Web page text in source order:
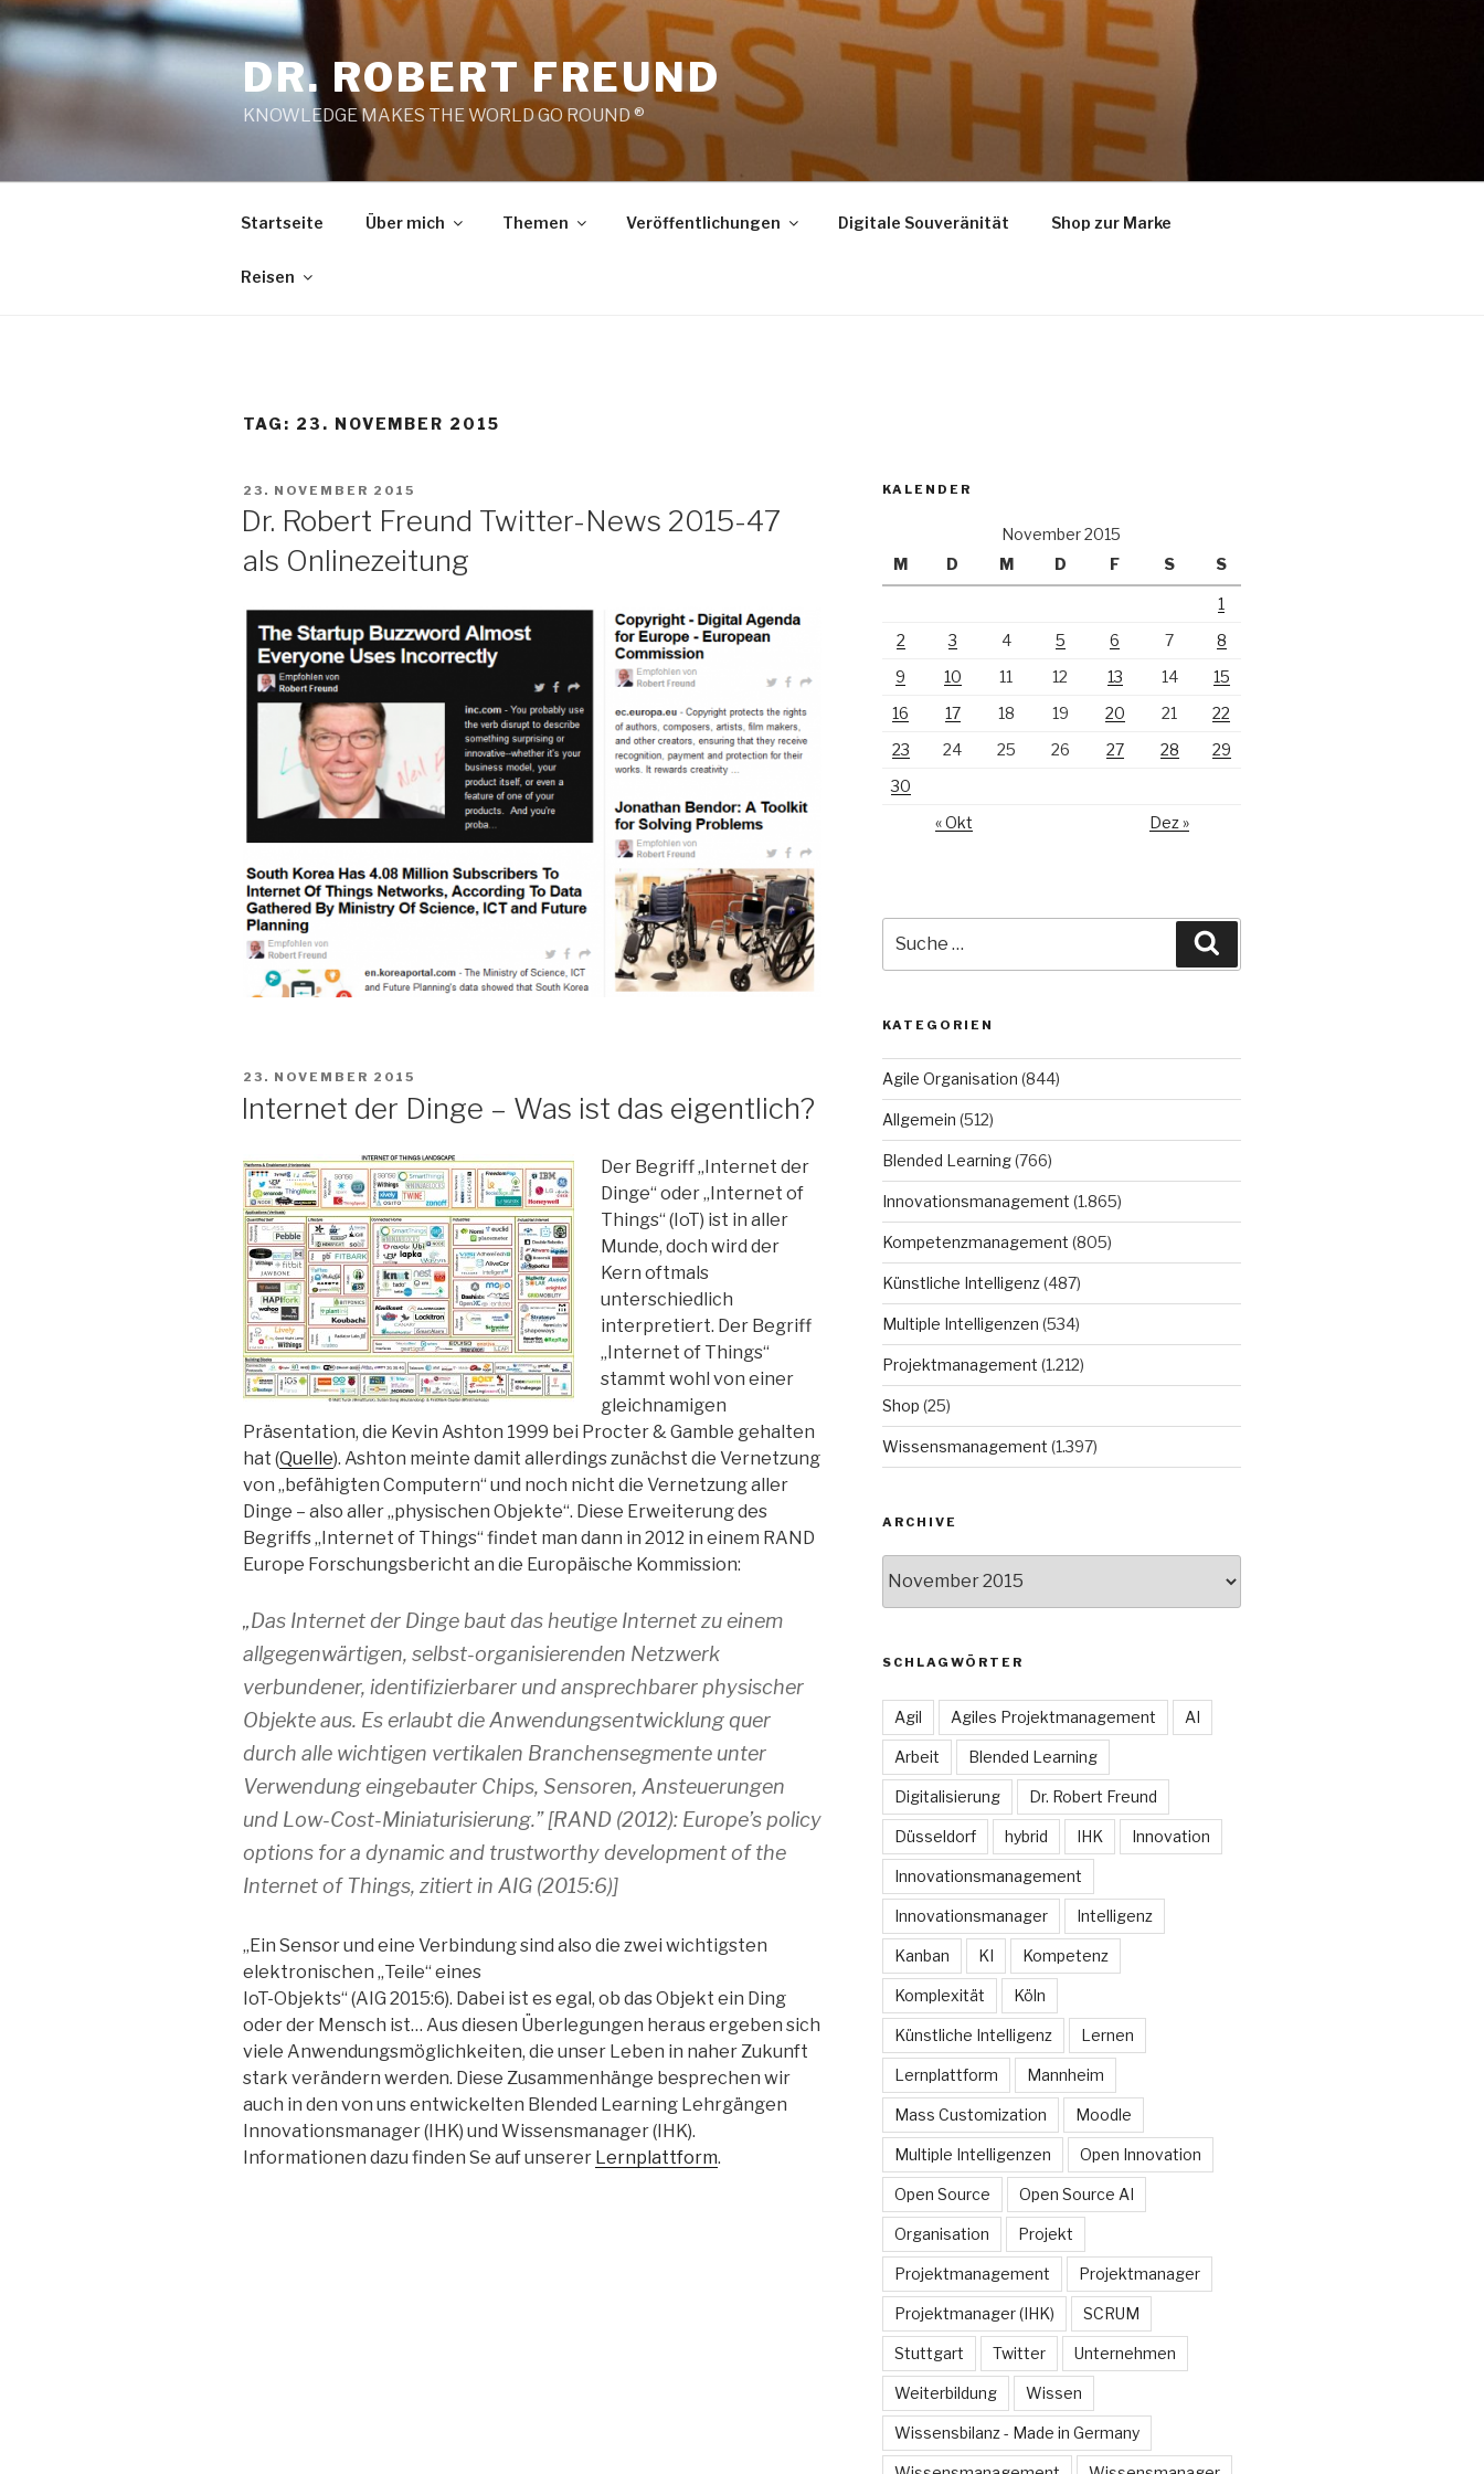
Zum
Inhalt
springen
DR. ROBERT FREUND
KNOWLEDGE MAKES THE WORLD GO ROUND ®
Startseite Über mich Themen Veröffentlichungen Digitale Souveränität Shop zur Marke
Reisen
TAG: 23. NOVEMBER 2015
VERÖFFENTLICHT
23. NOVEMBER 2015
Dr. Robert Freund Twitter-News 2015-47
als Onlinezeitung
VERÖFFENTLICHT
23. NOVEMBER 2015
Internet der Dinge – Was ist das eigentlich?
Der Begriff „Internet der
Dinge“ oder „Internet of
Things“ (IoT) ist in aller
Munde, doch wird der
Kern oftmals
unterschiedlich
interpretiert. Der Begriff
„Internet of Things“
stammt wohl von einer
gleichnamigen
Präsentation, die Kevin Ashton 1999 bei Procter & Gamble gehalten
hat (Quelle). Ashton meinte damit allerdings zunächst die Vernetzung
von „befähigten Computern“ und noch nicht die Vernetzung aller
Dinge – also aller „physischen Objekte“. Diese Erweiterung des
Begriffs „Internet of Things“ findet man dann in 2012 in einem RAND
Europe Forschungsbericht an die Europäische Kommission:
„Das Internet der Dinge baut das heutige Internet zu einem
allgegenwärtigen, selbst-organisierenden Netzwerk
verbundener, identifizierbarer und ansprechbarer physischer
Objekte aus. Es erlaubt die Anwendungsentwicklung quer
durch alle wichtigen vertikalen Branchensegmente unter
Verwendung eingebauter Chips, Sensoren, Ansteuerungen
und Low-Cost-Miniaturisierung.” [RAND (2012): Europe’s policy
options for a dynamic and trustworthy development of the
Internet of Things, zitiert in AIG (2015:6)]
„Ein Sensor und eine Verbindung sind also die zwei wichtigsten
elektronischen „Teile“ eines
IoT-Objekts“ (AIG 2015:6). Dabei ist es egal, ob das Objekt ein Ding
oder der Mensch ist… Aus diesen Überlegungen heraus ergeben sich
viele Anwendungsmöglichkeiten, die unser Leben in naher Zukunft
stark verändern werden. Diese Zusammenhänge besprechen wir
auch in den von uns entwickelten Blended Learning Lehrgängen
Innovationsmanager (IHK) und Wissensmanager (IHK).
Informationen dazu finden Se auf unserer Lernplattform.
KALENDER
November 2015
M
D M D F S S
1
2
3 4 5 6 7
8
9
10 11 12 13 14
15
16
17 18 19 20 21
22
23
24 25 26 27 28
29
30
« Okt
Dez »
nach:
KATEGORIEN
Agile Organisation (844)
Allgemein (512)
Blended Learning(766)
Innovationsmanagement (1.865)
Kompetenzmanagement (805)
Künstliche Intelligenz(487)
Multiple Intelligenzen (534)
Projektmanagement (1.212)
Shop (25)
Wissensmanagement (1.397)
ARCHIVE
SCHLAGWÖRTER
Agil Agiles Projektmanagement AI
Arbeit Blended Learning
Digitalisierung Dr. Robert Freund
Düsseldorf hybrid IHK Innovation
Innovationsmanagement
Innovationsmanager Intelligenz
Kanban KI Kompetenz
Komplexität Köln
Künstliche Intelligenz Lernen
Lernplattform Mannheim
Mass Customization Moodle
Multiple Intelligenzen Open Innovation
Open Source Open Source AI
Organisation Projekt
Projektmanagement Projektmanager
Projektmanager (IHK) SCRUM
Stuttgart Twitter Unternehmen
Weiterbildung Wissen
Wissensbilanz - Made in Germany